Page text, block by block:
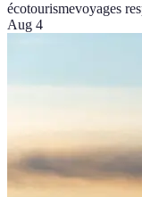
écotourismevoyages
Aug 4